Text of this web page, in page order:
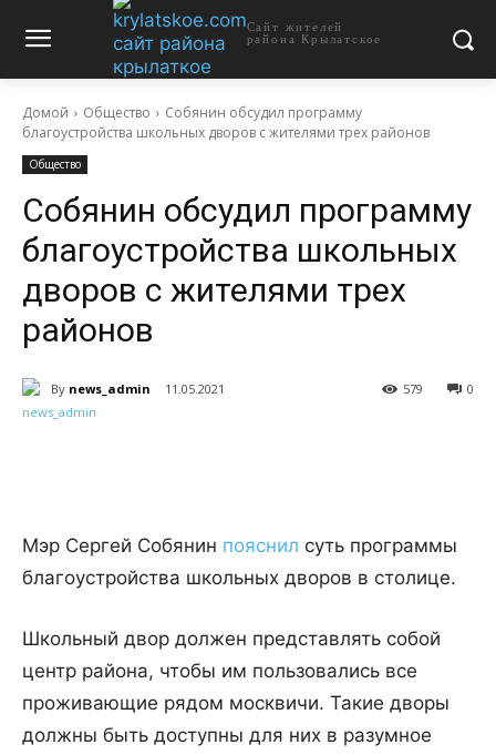
Сайт жителей
района Крылатское
Домой Общество
Собянин обсудил программу
благоустройства школьных дворов с жителями трех районов
Общество
Собянин обсудил программу
благоустройства школьных
дворов с жителями трех
районов
By news_admin 11.05.2021 0
579
Мэр Сергей Собянин пояснил суть программы
благоустройства школьных дворов в столице.
Школьный двор должен представлять собой
центр района, чтобы им пользовались все
проживающие рядом москвичи. Такие дворы
должны быть доступны для них в разумное